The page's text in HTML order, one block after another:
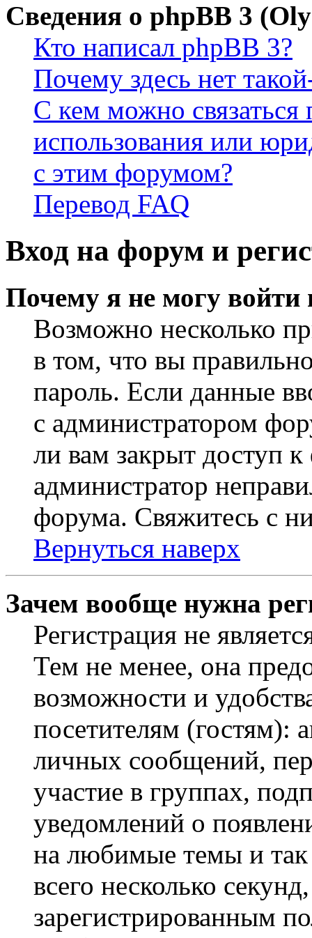
Сведения о phpBB 3
Кто написал phpBB 3?
Почему здесь нет
С кем можно связаться
использования или
с этим форумом?
Перевод FAQ
Вход на форум и
Почему я не могу войти
Возможно несколько
в том, что вы
пароль. Если данные
с администратором
ли вам закрыт доступ
администратор
форума. Свяжитесь с
Вернуться наверх
Зачем вообще нужна
Регистрация не
Тем не менее, она
возможности и
посетителям (гостям):
личных сообщений,
участие в группах,
уведомлений о
на любимые темы и так
всего несколько
зарегистрированным